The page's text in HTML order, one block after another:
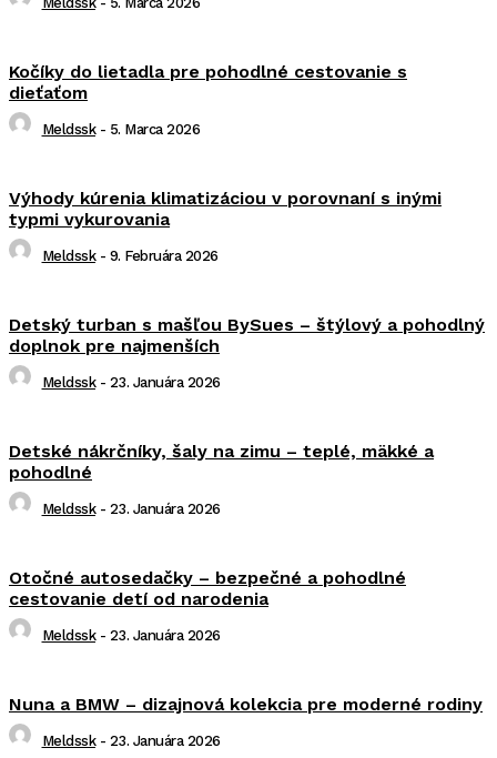
Kočíky do lietadla pre pohodlné cestovanie s
dieťaťom
Meldssk - 5. Marca 2026
Výhody kúrenia klimatizáciou v porovnaní s inými
typmi vykurovania
Meldssk - 9. Februára 2026
Detský turban s mašľou BySues – štýlový a pohodlný
doplnok pre najmenších
Meldssk - 23. Januára 2026
Detské nákrčníky, šaly na zimu – teplé, mäkké a
pohodlné
Meldssk - 23. Januára 2026
Otočné autosedačky – bezpečné a pohodlné
cestovanie detí od narodenia
Meldssk - 23. Januára 2026
Nuna a BMW – dizajnová kolekcia pre moderné rodiny
Meldssk - 23. Januára 2026